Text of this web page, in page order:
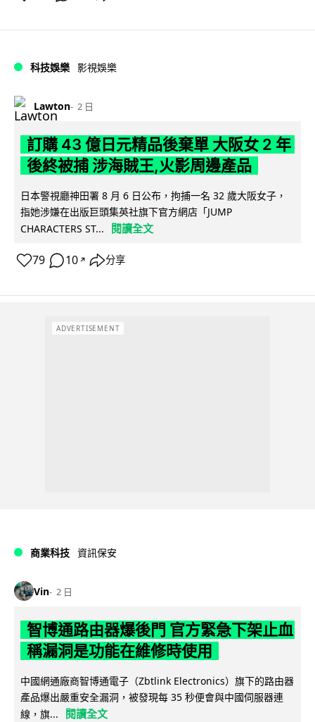
科技娛樂 影視娛樂
Lawton 2 日
訂購 43 億日元精品後棄單 大阪女 2 年
後終被捕 涉海賊王,火影周邊產品
日本警視廳神田署 8 月 6 日公布，拘捕一名 32 歲大阪女子，
指她涉嫌在出版巨頭集英社旗下官方網店「JUMP
CHARACTERS ST...
閱讀全文
79 10 ↗ 分享
ADVERTISEMENT
商業科技 資訊保安
Vin 2 日
智博通路由器爆後門 官方緊急下架止血
稱漏洞是功能在維修時使用
中國網通廠商智博通電子（Zbtlink Electronics）旗下的路由器
產品爆出嚴重安全漏洞，被發現每 35 秒便會與中國伺服器連
線，旗...
閱讀全文